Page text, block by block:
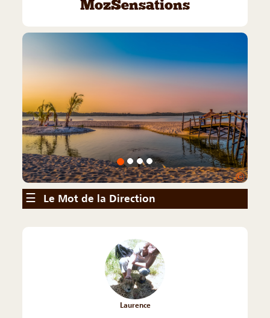
MozSensations
©
☰
Le Mot de la Direction
Laurence